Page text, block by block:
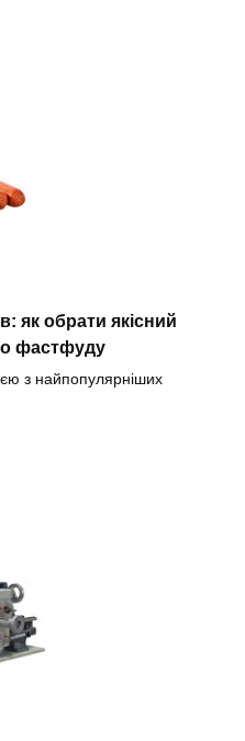
як обрати якісний
фастфуду
з найпопулярніших